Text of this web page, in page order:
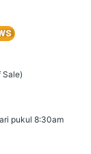
Sale)
pukul 8:30am